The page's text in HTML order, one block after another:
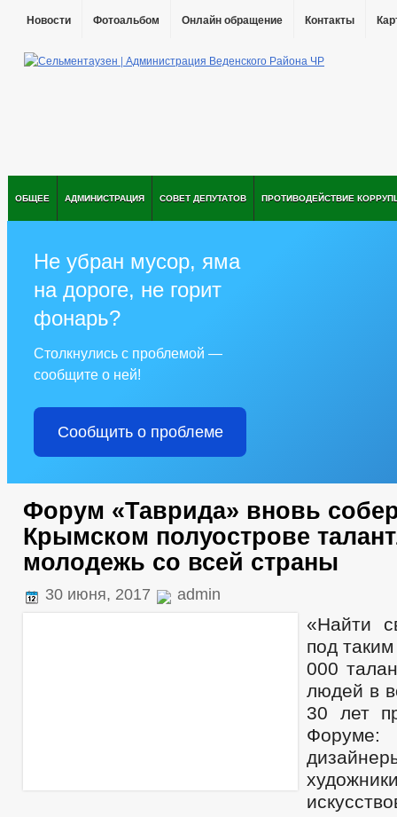
Новости Фотоальбом Онлайн обращение Контакты
ОБЩЕЕ АДМИНИСТРАЦИЯ СОВЕТ ДЕПУТАТОВ ПРОТИВОДЕЙСТВИЕ
Не убран мусор, яма
на дороге, не горит
фонарь?
Столкнулись с проблемой —
сообщите о ней!
Сообщить о проблеме
Форум «Таврида» вновь
Крымском полуострове
молодежь со всей страны
30 июня, 2017 admin
«Найти
под
000
людей в
30 лет
Форуме: